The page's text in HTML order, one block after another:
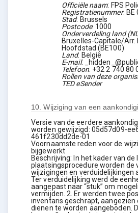
Officiële naam: FPS
Registratienummer: BE
Stad: Brussels
Postcode: 1000
Onderverdeling land
Bruxelles-Capitale/Arr.
Hoofdstad (BE100)
Land: België
E-mail:
Telefoon: +32 2 740 80
Rollen van deze
TED eSender
10.Wijziging van een
Versie van de eerdere
worden gewijzigd: 05d57d09-
461f230dd2de-01
Voornaamste reden voor de
bijgewerkt
Beschrijving:In het kader van de
plaatsingsprocedure worden de
wijzigingen en verduidelijkingen
Ter verduidelijking werd de
aangepast naar “stuk” om
vermijden. 2. Er werden twee
inventaris geschrapt, aangezien
dienen te worden aangeboden.